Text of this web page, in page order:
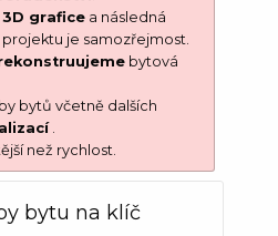
3D grafice a následná
je samozřejmost.
bytová
bytů včetně dalších
.
než rychlost.
bytu na klíč